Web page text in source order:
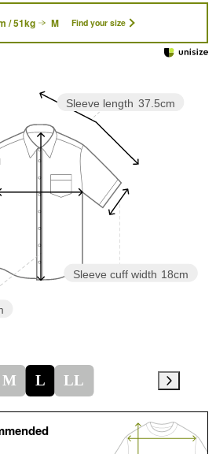
/ 51kg M Find your size
Sleeve cuff width 18cm
Sleeve length 37.5cm
M L LL